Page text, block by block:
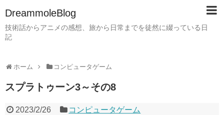
DreammoleBlog
技術話からアニメの感想、旅から日常までを徒然に綴っている日
記
ホーム コンピュータゲーム
スプラトゥーン3～その8
2023/2/26 コンピュータゲーム